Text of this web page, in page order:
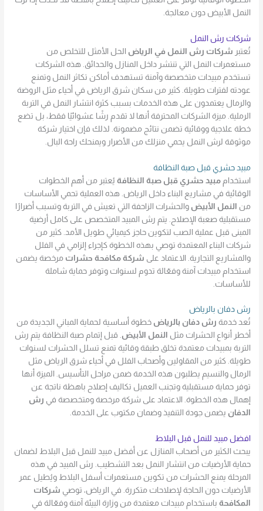
النمل الأبيض دون معالجة.
شركات رش النمل
تُعتبر شركات رش النمل في الرياض الحل الأمثل للتخلص من
مستعمرات النمل التي تنتشر داخل المنازل والحدائق. هذه الشركات
تستخدم مبيدات متخصصة وآمنة تستهدف أماكن تكاثر النمل وتمنع
عودته لفترات طويلة. كثير من سكان شرق الرياض في أحياء مثل الروضة
والرمال يعتمدون على هذه الخدمات بسبب كثرة انتشار النمل في التربة
الرملية. ميزة الشركات المحترفة أنها لا تقدم رشًا عشوائيًا فقط، بل تضع
خطة علاجية ووقائية تضمن نتائج مضمونة. لذلك فإن اختيار شركة
موثوقة لرش النمل يحمي منزلك من الأضرار ويمنحك راحة البال.
مبيد حشري قبل صبة النظافة
استخداممبيد حشري قبل صبة النظافة يُعتبر من أهم الخطوات
الوقائية في مشاريع البناء داخل الرياض. هذه العملية تحمي الأساسات
من النمل الأبيض والحشرات الزاحفة التي تعيش في التربة وتسبب أضرارًا
مستقبلية صعبة الإصلاح. يتم رش المبيد المتخصص على كامل أرضية
المبنى قبل عملية الصب لتكوين حاجز كيميائي طويل الأمد. كثير من
شركات البناء المعتمدة توصي بهذه الخطوة كإجراء إلزامي في الفلل
والمشاريع التجارية. الاعتماد على شركة مكافحة حشرات مرخصة يضمن
استخدام مبيدات آمنة وفعّالة تدوم لسنوات وتوفر حماية شاملة
للأساسات.
رش دفان بالرياض
تُعد خدمة رش دفان بالرياض خطوة أساسية لحماية المباني الجديدة من
أخطر أنواع الحشرات مثل النمل الأبيض. قبل إتمام صبة النظافة يتم رش
التربة بمبيدات معتمدة تخلق طبقة وقائية تمنع تسلل الحشرات لسنوات
طويلة. كثير من المقاولين وأصحاب الفلل في أحياء شرق الرياض مثل
الرمال والنسيم يطلبون هذه الخدمة ضمن مراحل التأسيس. الميزة أنها
توفر حماية مستقبلية وتجنب العميل تكاليف إصلاح باهظة ناتجة عن
إهمال هذه الخطوة. الاعتماد على شركة مرخصة ومتخصصة في رش
الدفان يضمن جودة التنفيذ وضمان مكتوب على الخدمة.
افضل مبيد للنمل قبل البلاط
يبحث الكثير من أصحاب المنازل عن أفضل مبيد للنمل قبل البلاط لضمان
حماية الأرضيات من انتشار النمل بعد التشطيب. رش المبيد في هذه
المرحلة يمنع الحشرات من تكوين مستعمرات أسفل البلاط ويُطيل عمر
الأرضيات دون الحاجة لإصلاحات متكررة. في الرياض، توصي شركات
المكافحة باستخدام مبيدات معتمدة من وزارة البيئة آمنة وفعّالة في